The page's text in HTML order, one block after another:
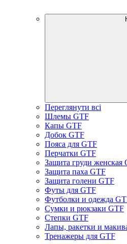
Переглянути всі
Шлемы GTF
Капы GTF
Добок GTF
Пояса для GTF
Перчатки GTF
Защита груди женская
Защита паха GTF
Защита голени GTF
Футы для GTF
Футболки и одежда
Сумки и рюкзаки GTF
Степки GTF
Лапы, ракетки и
Тренажеры для GTF